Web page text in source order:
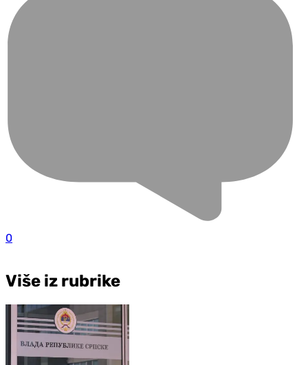
0
Više iz rubrike